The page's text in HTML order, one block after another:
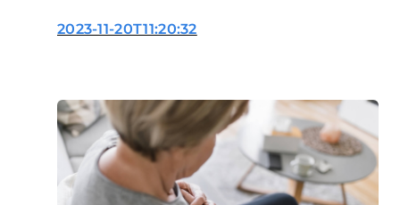
ricoveri
2023-11-20T11:20:32